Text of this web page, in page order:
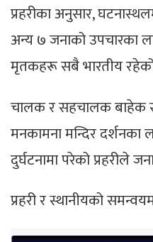
प्रहरीका अनुसार,
अन्य ७ जनाको उपचारका
मृतकहरू सबै भारतीय
चालक र सहचालक बाहेक
मनकामना मन्दिर दर्शनका
दुर्घटनामा परेको प्रहरीले
प्रहरी र स्थानीयको